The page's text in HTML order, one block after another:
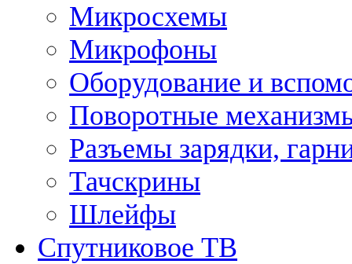
Микросхемы
Микрофоны
Оборудование и
Поворотные
Разъемы зарядки,
Тачскрины
Шлейфы
Спутниковое ТВ